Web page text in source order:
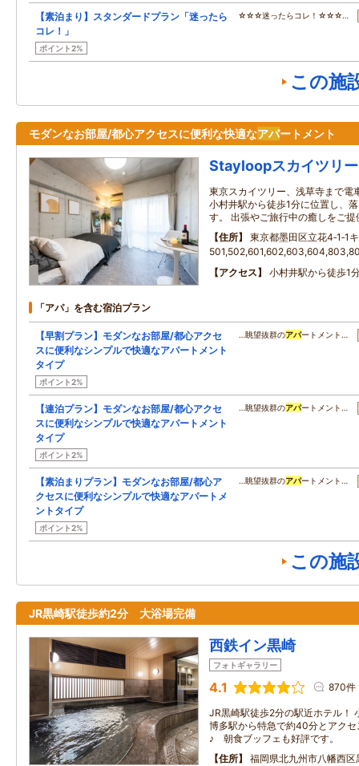
【素泊まり】スタンダードプラン「迷ったら
コレ！」
ポイント2%
☆☆☆迷ったらコレ！☆☆☆…
この施
モダンなお部屋/都心アクセスに便利な快適なアパートメント
Stayloopスカイツリー
東京スカイツリー、浅草寺まで電
小村井駅から徒歩1分に位置し、
す。 出張やご旅行中の癒しをご提
住所
東京都墨田区立花4‐1‐1
アクセス
小村井駅から徒歩1
「アパ」を含む宿泊プラン
【早割プラン】モダンなお部屋/都心アクセ
スに便利なシンプルで快適なアパートメント
タイプ
ポイント2%
…眺望抜群のアパートメント…
【連泊プラン】モダンなお部屋/都心アクセ
スに便利なシンプルで快適なアパートメント
タイプ
ポイント2%
…眺望抜群のアパートメント…
【素泊まりプラン】モダンなお部屋/都心ア
クセスに便利なシンプルで快適なアパートメ
ントタイプ
ポイント2%
…眺望抜群のアパートメント…
この施
JR黒崎駅徒歩約2分 大浴場完備
西鉄イン黒崎
フォトギャラリー
4.1 870件
JR黒崎駅徒歩2分の駅近ホテル！
博多駅から特急で約40分とアク
♪ 朝食ブッフェも好評です。
住所
福岡県北九州市八幡西